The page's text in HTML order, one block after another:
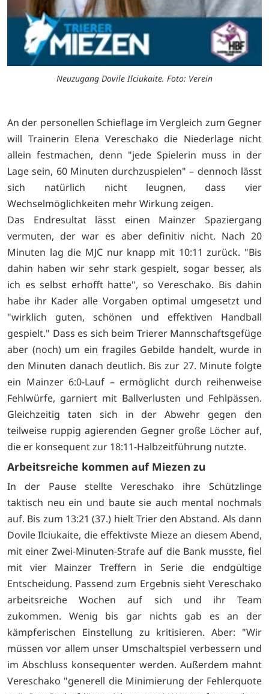
Neuzugang Dovile Ilciukaite. Foto: Verein
An der personellen Schieflage im Vergleich zum Gegner
will Trainerin Elena Vereschako die Niederlage nicht
allein festmachen, denn "jede Spielerin muss in der
Lage sein, 60 Minuten durchzuspielen" – dennoch lässt
sich natürlich nicht leugnen, dass vier
Wechselmöglichkeiten mehr Wirkung zeigen.
Das Endresultat lässt einen Mainzer Spaziergang
vermuten, der war es aber definitiv nicht. Nach 20
Minuten lag die MJC nur knapp mit 10:11 zurück. "Bis
dahin haben wir sehr stark gespielt, sogar besser, als
ich es selbst erhofft hatte", so Vereschako. Bis dahin
habe ihr Kader alle Vorgaben optimal umgesetzt und
"wirklich guten, schönen und effektiven Handball
gespielt." Dass es sich beim Trierer Mannschaftsgefüge
aber (noch) um ein fragiles Gebilde handelt, wurde in
den Minuten danach deutlich. Bis zur 27. Minute folgte
ein Mainzer 6:0-Lauf – ermöglicht durch reihenweise
Fehlwürfe, garniert mit Ballverlusten und Fehlpässen.
Gleichzeitig taten sich in der Abwehr gegen den
teilweise ruppig agierenden Gegner große Löcher auf,
die er konsequent zur 18:11-Halbzeitführung nutzte.
Arbeitsreiche kommen auf Miezen zu
In der Pause stellte Vereschako ihre Schützlinge
taktisch neu ein und baute sie auch mental nochmals
auf. Bis zum 13:21 (37.) hielt Trier den Abstand. Als dann
Dovile Ilciukaite, die effektivste Mieze an diesem Abend,
mit einer Zwei-Minuten-Strafe auf die Bank musste, fiel
mit vier Mainzer Treffern in Serie die endgültige
Entscheidung. Passend zum Ergebnis sieht Vereschako
arbeitsreiche Wochen auf sich und ihr Team
zukommen. Wenig bis gar nichts gab es an der
kämpferischen Einstellung zu kritisieren. Aber: "Wir
müssen vor allem unser Umschaltspiel verbessern und
im Abschluss konsequenter werden. Außerdem mahnt
Vereschako "generell die Minimierung der Fehlerquote